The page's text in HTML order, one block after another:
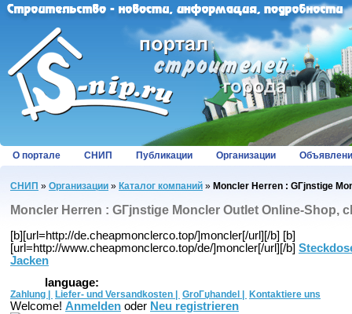
О портале СНИП Публикации Организации
СНИП » Организации » Каталог компаний » Moncler Herren : GГјnstige
Moncler Herren : GГјnstige Moncler Outlet Online-Shop,
[b][url=http://de.cheapmonclerco.top/]moncler[/url][/b] [b]
[url=http://www.cheapmonclerco.top/de/]moncler[/url][/b]
Jacken
language:
Zahlung | Liefer- und Versandkosten | GroГџhandel | Kontaktiere uns
Welcome! Anmelden oder Neu registrieren